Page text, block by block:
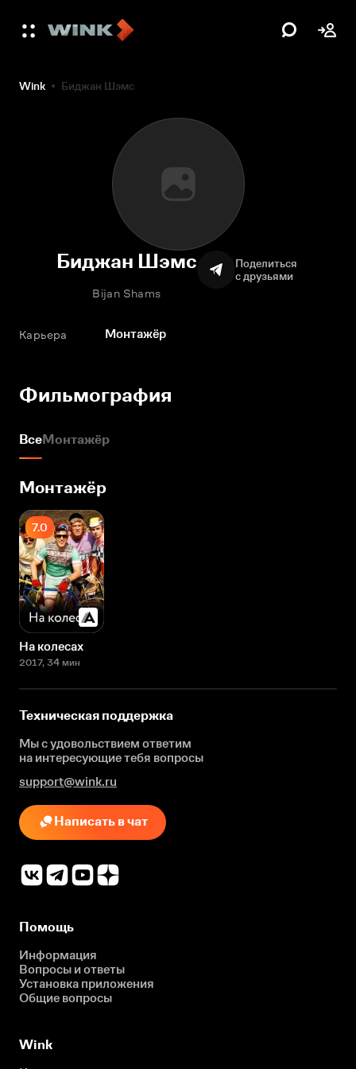
Wink Биджан Шэмс
Биджан Шэмс
Bijan Shams
Поделиться
с друзьями
Карьера Монтажёр
Фильмография
ВсеМонтажёр
Монтажёр
7.0
На колесах
2017, 34 мин
Техническая поддержка
Мы с удовольствием ответим
на интересующиетебя вопросы
support@wink.ru
Написать в чат
Помощь
Информация
Вопросы и ответы
Установка приложения
Общие вопросы
Wink